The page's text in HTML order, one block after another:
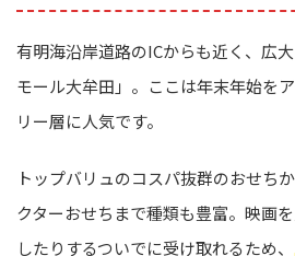
有明海沿岸道路のICからも近く、広
モール大牟田」。ここは年末年始を
リー層に人気です。
トップバリュのコスパ抜群のおせち
クターおせちまで種類も豊富。映画
したりするついでに受け取れるため、